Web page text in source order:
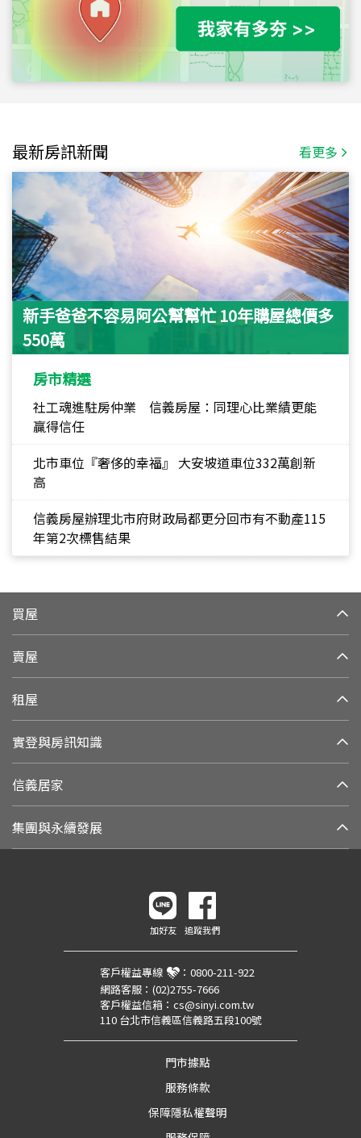
最新房訊新聞 看更多
新手爸爸不容易阿公幫幫忙 10年購屋總價多
550萬
房市精選
社工魂進駐房仲業 信義房屋：同理心比業績更能
贏得信任
北市車位『奢侈的幸福』 大安坡道車位332萬創新
高
信義房屋辦理北市府財政局都更分回市有不動產115
年第2次標售結果
買屋
賣屋
租屋
實登與房訊知識
信義居家
集團與永續發展
加好友 追蹤我們
客戶權益專線 ： 0800-211-922
網路客服： (02)2755-7666
客戶權益信箱： cs@sinyi.com.tw
110 台北市信義區信義路五段100號
門市據點
服務條款
保障隱私權聲明